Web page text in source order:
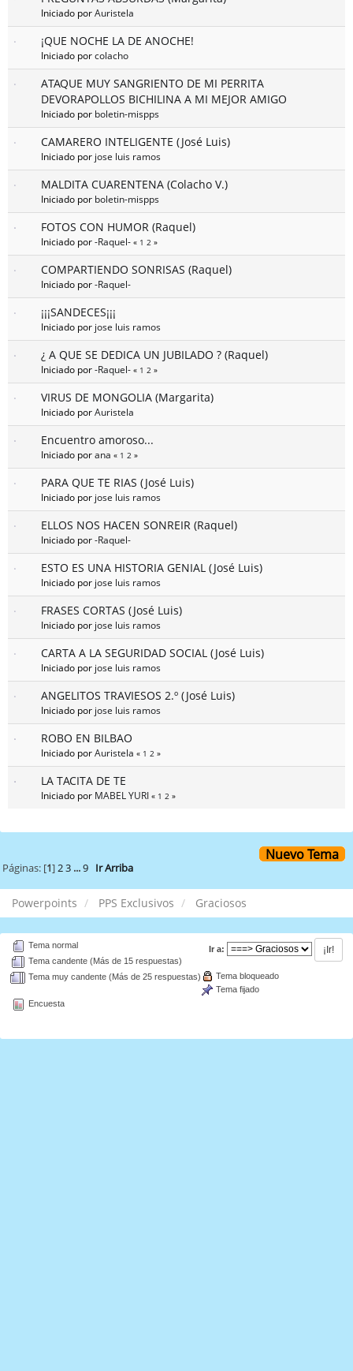
Iniciado porAuristela
¡QUE NOCHE LA DE ANOCHE!
Iniciado porcolacho
ATAQUE MUY SANGRIENTO DE MI PERRITA
DEVORAPOLLOS BICHILINA A MI MEJOR AMIGO
Iniciado por boletin-mispps
CAMARERO INTELIGENTE (José Luis)
Iniciado por jose luis ramos
MALDITA CUARENTENA (Colacho V.)
Iniciado por boletin-mispps
FOTOS CON HUMOR (Raquel)
Iniciado por-Raquel- « 1 2 »
COMPARTIENDO SONRISAS (Raquel)
Iniciado por-Raquel-
¡¡¡SANDECES¡¡¡
Iniciado por jose luis ramos
¿ A QUE SE DEDICA UN JUBILADO ? (Raquel)
Iniciado por-Raquel- « 1 2 »
VIRUS DE MONGOLIA (Margarita)
Iniciado porAuristela
Encuentro amoroso...
Iniciado porana « 1 2 »
PARA QUE TE RIAS (José Luis)
Iniciado por jose luis ramos
ELLOS NOS HACEN SONREIR (Raquel)
Iniciado por-Raquel-
ESTO ES UNA HISTORIA GENIAL (José Luis)
Iniciado por jose luis ramos
FRASES CORTAS (José Luis)
Iniciado por jose luis ramos
CARTA A LA SEGURIDAD SOCIAL (José Luis)
Iniciado por jose luis ramos
ANGELITOS TRAVIESOS 2.º (José Luis)
Iniciado por jose luis ramos
ROBO EN BILBAO
Iniciado porAuristela « 1 2 »
LA TACITA DE TE
Iniciado por MABEL YURI « 1 2 »
Nuevo Tema
Páginas: [1]2 3 ...9 Ir Arriba
Powerpoints PPS Exclusivos Graciosos
Ir a:
Tema normal
Tema candente (Más de 15 respuestas)
Tema muy candente (Más de 25 respuestas)
Tema bloqueado
Tema fijado
Encuesta